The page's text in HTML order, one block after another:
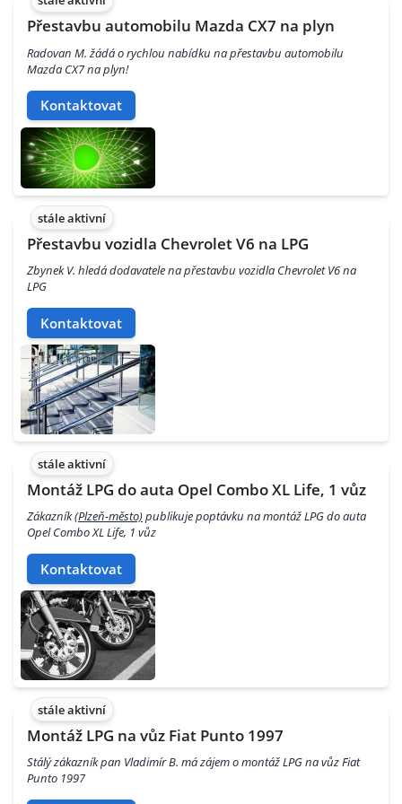
Přestavbu automobilu Mazda CX7 na plyn
Radovan M. žádá o rychlou nabídku na přestavbu automobilu
Mazda CX7 na plyn!
Kontaktovat
stále aktivní
Přestavbu vozidla Chevrolet V6 na LPG
Zbynek V. hledá dodavatele na přestavbu vozidla Chevrolet V6 na
LPG
Kontaktovat
stále aktivní
Montáž LPG do auta Opel Combo XL Life, 1 vůz
Zákazník(Plzeň-město)publikuje poptávku na montáž LPG do auta
Opel Combo XL Life, 1 vůz
Kontaktovat
stále aktivní
Montáž LPG na vůz Fiat Punto 1997
Stálý zákazník pan Vladimír B. má zájem o montáž LPG na vůz Fiat
Punto 1997